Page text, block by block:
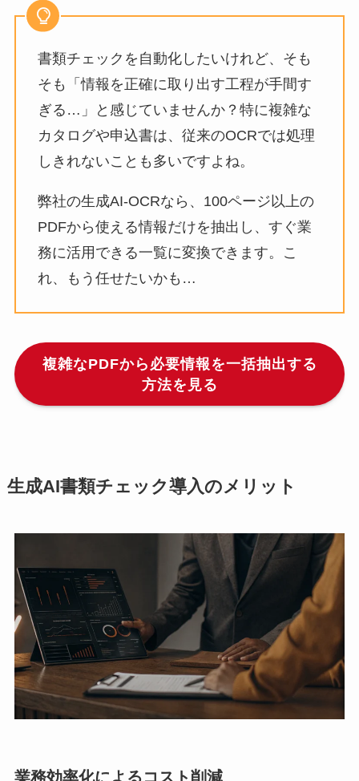
書類チェックを自動化したいけれど、そも
そも「情報を正確に取り出す工程が手間す
ぎる…」と感じていませんか？特に複雑な
カタログや申込書は、従来のOCRでは処理
しきれないことも多いですよね。
弊社の生成AI-OCRなら、100ページ以上の
PDFから使える情報だけを抽出し、すぐ業
務に活用できる一覧に変換できます。こ
れ、もう任せたいかも…
複雑なPDFから必要情報を一括抽出する
方法を見る
生成AI書類チェック導入のメリット
業務効率化によるコスト削減